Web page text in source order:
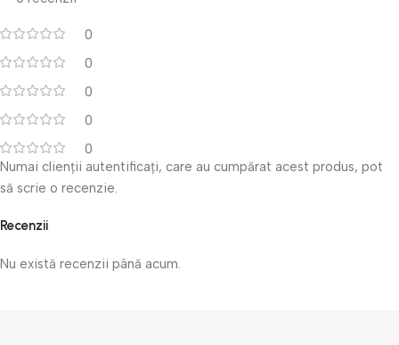
0
0
0
0
0
Recenzii
Nu există recenzii până acum.
Numai clienții autentificați, care au cumpărat acest produs, pot
să scrie o recenzie.